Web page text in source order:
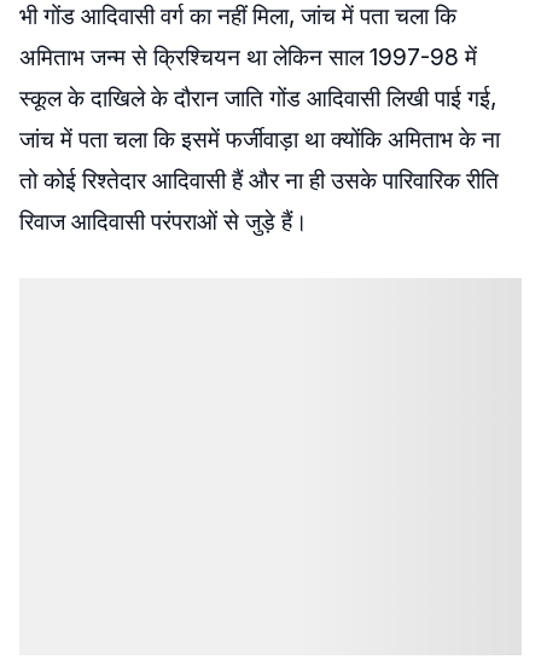
भी गोंड आदिवासी वर्ग का नहीं मिला, जांच में पता चला कि
अमिताभ जन्म से क्रिश्चियन था लेकिन साल 1997-98 में
स्कूल के दाखिले के दौरान जाति गोंड आदिवासी लिखी पाई गई,
जांच में पता चला कि इसमें फर्जीवाड़ा था क्योंकि अमिताभ के ना
तो कोई रिश्तेदार आदिवासी हैं और ना ही उसके पारिवारिक रीति
रिवाज आदिवासी परंपराओं से जुड़े हैं।